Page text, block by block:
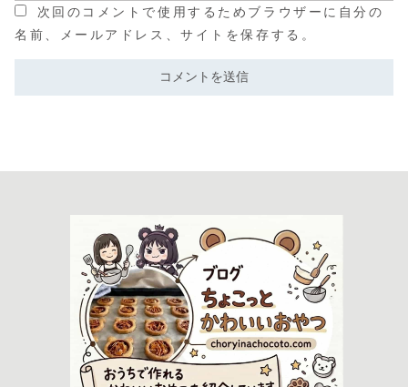
次回のコメントで使用するためブラウザーに自分の
名前、メールアドレス、サイトを保存する。